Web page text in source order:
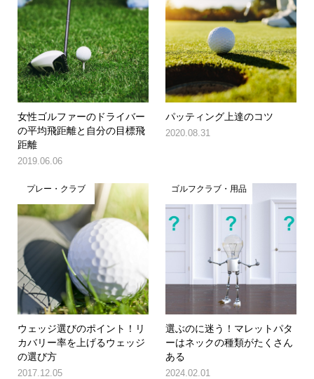
女性ゴルファーのドライバー
の平均飛距離と自分の目標飛
距離
2019.06.06
パッティング上達のコツ
2020.08.31
プレー・クラブ
ウェッジ選びのポイント！リ
カバリー率を上げるウェッジ
の選び方
2017.12.05
ゴルフクラブ・用品
選ぶのに迷う！マレットパタ
ーはネックの種類がたくさん
ある
2024.02.01